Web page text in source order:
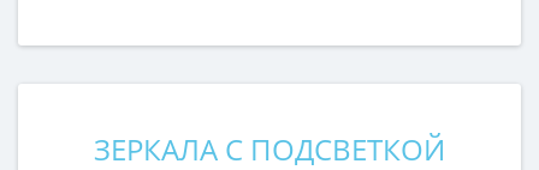
ЗЕРКАЛА С ПОДСВЕТКОЙ